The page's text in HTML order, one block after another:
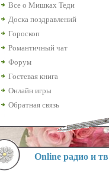
Все о Мишках Теди
Доска поздравлений
Гороскоп
Романтичный чат
Форум
Гостевая книга
Онлайн игры
Обратная связь
Online радио и тв